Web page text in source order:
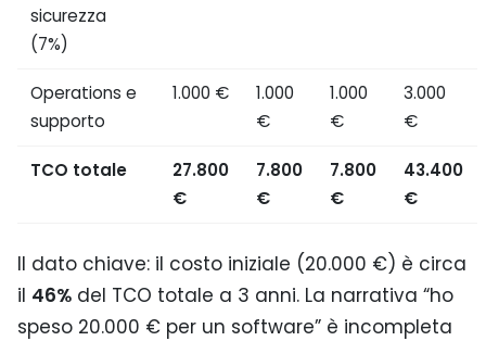
sicurezza
(7%)
Operations e
supporto
1.000 €
1.000
€
1.000
€
3.000
€
TCO totale
27.800
€
7.800
€
7.800
€
43.400
€
Il dato chiave: il costo iniziale (20.000 €) è circa
il 46% del TCO totale a 3 anni. La narrativa “ho
speso 20.000 € per un software” è incompleta